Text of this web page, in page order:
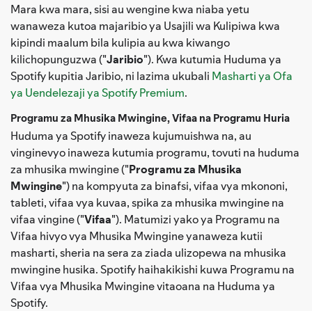
Mara kwa mara, sisi au wengine kwa niaba yetu
wanaweza kutoa majaribio ya Usajili wa Kulipiwa kwa
kipindi maalum bila kulipia au kwa kiwango
kilichopunguzwa ("Jaribio"). Kwa kutumia Huduma ya
Spotify kupitia Jaribio, ni lazima ukubali Masharti ya Ofa
ya Uendelezaji ya Spotify Premium.
Programu za Mhusika Mwingine, Vifaa na Programu Huria
Huduma ya Spotify inaweza kujumuishwa na, au
vinginevyo inaweza kutumia programu, tovuti na huduma
za mhusika mwingine ("Programu za Mhusika
Mwingine") na kompyuta za binafsi, vifaa vya mkononi,
tableti, vifaa vya kuvaa, spika za mhusika mwingine na
vifaa vingine ("Vifaa"). Matumizi yako ya Programu na
Vifaa hivyo vya Mhusika Mwingine yanaweza kutii
masharti, sheria na sera za ziada ulizopewa na mhusika
mwingine husika. Spotify haihakikishi kuwa Programu na
Vifaa vya Mhusika Mwingine vitaoana na Huduma ya
Spotify.